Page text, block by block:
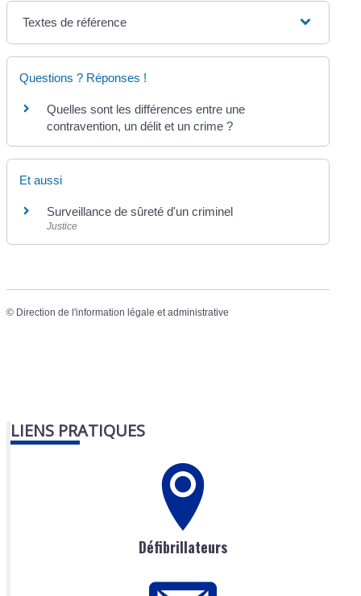
Textes de référence
Questions ? Réponses !
Quelles sont les différences entre une
contravention, un délit et un crime ?
Et aussi
Surveillance de sûreté d'un criminel
Justice
© Direction de l'information légale et administrative
LIENS PRATIQUES
Défibrillateurs